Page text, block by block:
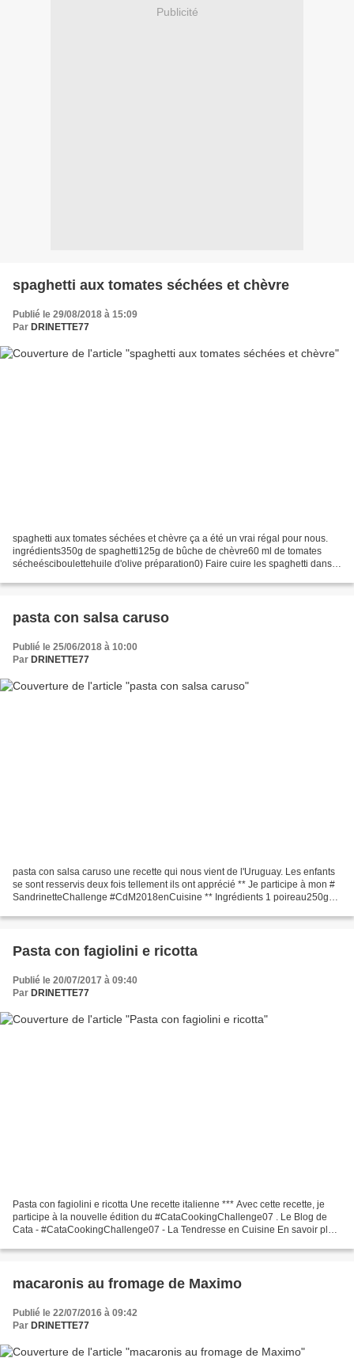
Publicité
spaghetti aux tomates séchées et chèvre
Publié le 29/08/2018 à 15:09
Par DRINETTE77
spaghetti aux tomates séchées et chèvre ça a été un vrai régal pour nous.
ingrédients350g de spaghetti125g de bûche de chèvre60 ml de tomates
sécheésciboulettehuile d'olive préparation0) Faire cuire les spaghetti dans
pasta con salsa caruso
Publié le 25/06/2018 à 10:00
Par DRINETTE77
pasta con salsa caruso une recette qui nous vient de l'Uruguay. Les enfants
se sont resservis deux fois tellement ils ont apprécié ** Je participe à mon #
SandrinetteChallenge #CdM2018enCuisine ** Ingrédients 1 poireau250g
Pasta con fagiolini e ricotta
Publié le 20/07/2017 à 09:40
Par DRINETTE77
Pasta con fagiolini e ricotta Une recette italienne *** Avec cette recette, je
participe à la nouvelle édition du #CataCookingChallenge07 . Le Blog de
Cata - #CataCookingChallenge07 - La Tendresse en Cuisine En savoir plus
theme-de.html...
macaronis au fromage de Maximo
Publié le 22/07/2016 à 09:42
Par DRINETTE77